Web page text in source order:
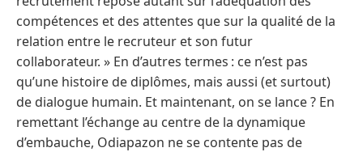
compétences et des attentes que sur la qualité de la
relation entre le recruteur et son futur
collaborateur. » En d’autres termes : ce n’est pas
qu’une histoire de diplômes, mais aussi (et surtout)
de dialogue humain. Et maintenant, on se lance ? En
remettant l’échange au centre de la dynamique
d’embauche, Odiapazon ne se contente pas de